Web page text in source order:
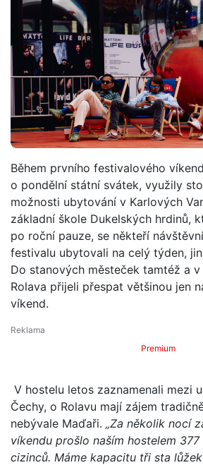
Během prvního festivalového
o pondělní státní svátek, využily
možnosti ubytování v Karlových
základní škole Dukelských hrdinů,
po roční pauze, se někteří
festivalu ubytovali na celý týden,
Do stanových městeček tamtéž a
Rolava přijeli přespat většinou jen
víkend.
Premium
V hostelu letos zaznamenali mezi
Čechy, o Rolavu mají zájem
nebývale Maďaři. „Za několik nocí
víkendu prošlo naším hostelem 377
cizinců. Máme kapacitu tři sta